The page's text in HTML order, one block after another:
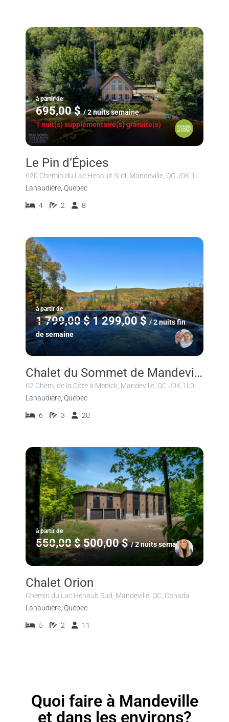
à partir de
695,00 $ / 2 nuits semaine
1 nuit(s) supplémentaire(s) gratuite(s)
Le Pin d’Épices
Lanaudière, Québec
4 2 8
à partir de
1 799,00 $ 1 299,00 $ / 2 nuits fin
de semaine
Chalet du Sommet de Mandeville
Lanaudière, Québec
6 3 20
à partir de
550,00 $ 500,00 $ / 2 nuits semaine
Chalet Orion
Chemin du Lac Hénault Sud, Mandeville, QC, Canada
Lanaudière, Québec
5 2 11
Quoi faire à Mandeville
et dans les environs?